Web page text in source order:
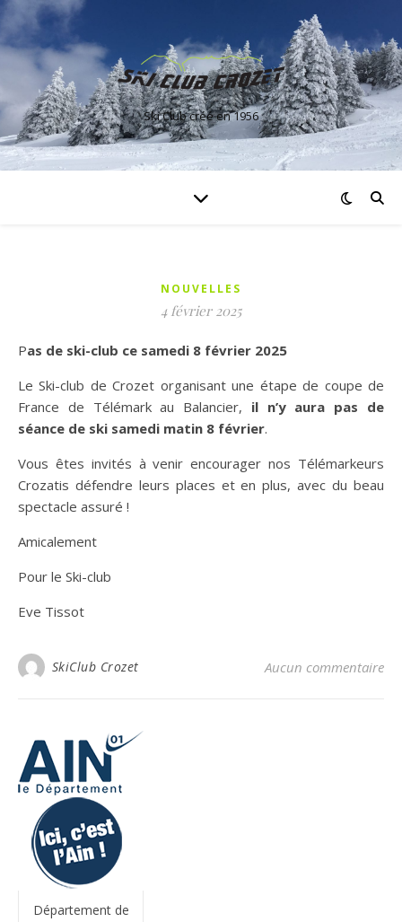
Ski Club créé en 1956
NOUVELLES
4 février 2025
Pas de ski-club ce samedi 8 février 2025
Le Ski-club de Crozet organisant une étape de coupe de
France de Télémark au Balancier, il n’y aura pas de
séance de ski samedi matin 8 février.
Vous êtes invités à venir encourager nos Télémarkeurs
Crozatis défendre leurs places et en plus, avec du beau
spectacle assuré !
Amicalement
Pour le Ski-club
Eve Tissot
SkiClub Crozet Aucun commentaire
Département de